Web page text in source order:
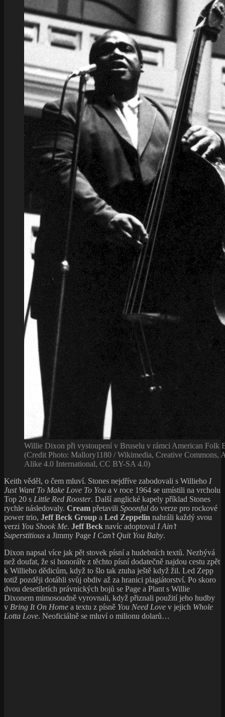
Willie Dixon při vystoupení v Bruselu v rámci American Folk
(Credit Photo: Mallory1180 / Wikimedia, Creative Commons,
Alike 4.0 International, CC BY-SA 4.0)
Keith věděl, o čem mluví. Stones nejdříve zabodovali s Willieho I
Just Want To Make Love To You a v roce 1964 se umístili na vrcholu
Top 20 s Little Red Rooster. Další anglické kapely příklad Stones
rychle následovaly. Cream přetavili Spoonful do verze pro rockové
power trio, Jeff Beck Group a Led Zeppelin nahráli každý svou
verzi You Shook Me. Jeff Beck navíc adoptoval I Ain’t
Superstitious a Jimmy Page I Can’t Quit You Baby.
Dixon napsal více jak pět stovek písní a hudebních textů. Nezbývá
než doufat, že si honoráře z těchto písní dodatečně najdou cestu zpět
k Willieho dědicům, když to šlo tak ztuha ještě když žil. Led Zepp
totiž později dotáhli svůj obdiv až za hranici plagiátorství. Po skoro
dvou desetiletích právnických bojů se Page a Plant s Willie
Dixonem mimosoudně vyrovnali, když přiznali použití jeho hudby
v Bring It On Home a textu z písně You Need Love v jejich Whole
Lotta Love. Neoficiálně se mluví o milionu dolarů…